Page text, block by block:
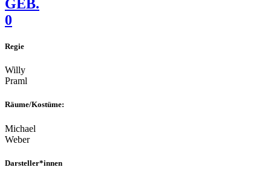
GEB.
0
Regie
Willy
Praml
Räume/Kostüme:
Michael
Weber
Darsteller*innen